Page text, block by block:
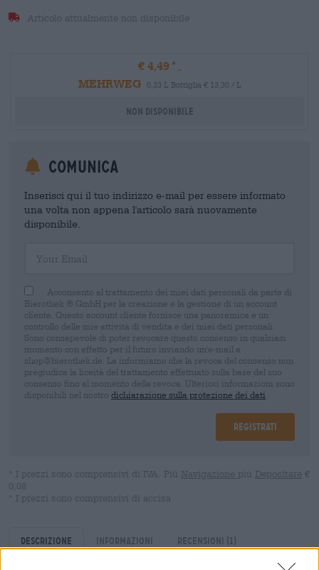
Articolo attualmente non disponibile
€ 4,49
MEHRWEG
0,33 L Bottiglia € 13,30 / L
Non disponibile
Comunica
Inserisci qui il tuo indirizzo e-mail per essere informato
una volta non appena l'articolo sarà nuovamente
disponibile.
Acconsento al trattamento dei miei dati personali da parte di
Bierothek ® GmbH per la creazione e la gestione di un account
cliente. Questo account cliente fornisce una panoramica e un
controllo delle mie attività di vendita e dei miei dati personali.
Sono consapevole di poter revocare questo consenso in qualsiasi
momento con effetto per il futuro inviando un'e-mail a
shop@bierothek.de. La informiamo che la revoca del consenso non
pregiudica la liceità del trattamento effettuato sulla base del suo
consenso fino al momento della revoca. Ulteriori informazioni sono
disponibili nel nostro dichiarazione sulla protezione dei dati
Registrati
* I prezzi sono comprensivi di IVA. Più Navigazione più Depositare €
0,08
* I prezzi sono comprensivi di accisa
Descrizione Informazioni Recensioni (1)